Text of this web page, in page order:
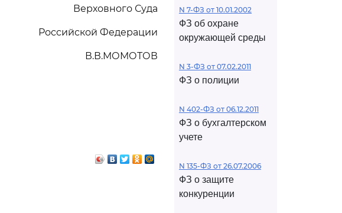
Верховного Суда
Российской Федерации
В.В.МОМОТОВ
N 7-ФЗ от 10.01.2002
ФЗ об охране
окружающей среды
N 3-ФЗ от 07.02.2011
ФЗ о полиции
N 402-ФЗ от 06.12.2011
ФЗ о бухгалтерском
учете
N 135-ФЗ от 26.07.2006
ФЗ о защите
конкуренции